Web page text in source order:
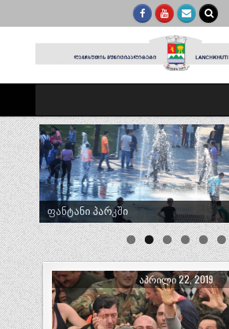
ტრადიციული ლელობურთი შუხუთში
ᲐᲞᲠᲘᲚᲘ 22, 2019